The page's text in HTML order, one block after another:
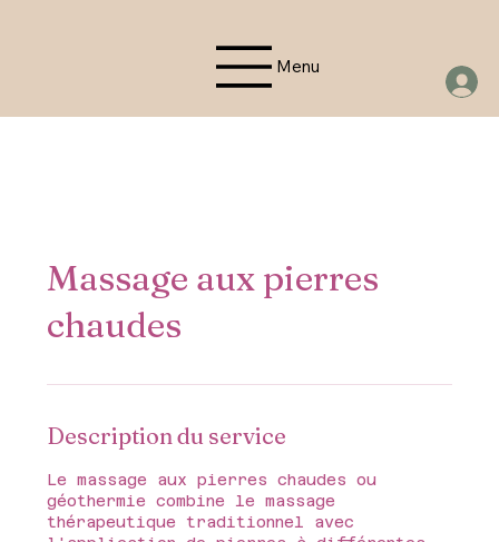
Menu
Massage aux pierres
chaudes
Description du service
Le massage aux pierres chaudes ou
géothermie combine le massage
thérapeutique traditionnel avec